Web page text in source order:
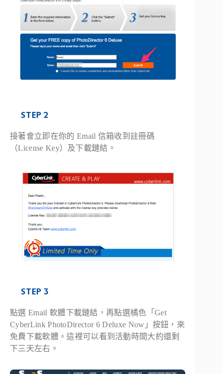
STEP 2
接著會立即在你的 Email 信箱收到註冊碼
（License Key）及下載鏈結。
STEP 3
點選 Email 軟體下載鏈結，再點選橘色「Get
CyberLink PhotoDirector 6 Deluxe Now」按鈕，來
免費下載軟體。這裡可以看到活動時間大約還剩
下三天左右。